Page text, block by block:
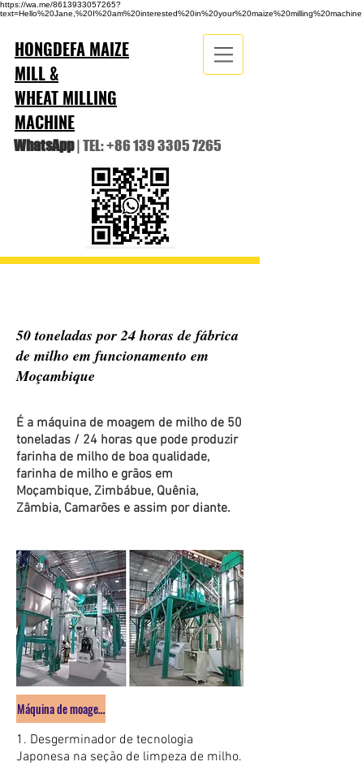
https://wa.me/8613933057265?
text=Hello%20Jane,%20I%20am%20interested%20in%20your%20maize%20milling%20machine
HONGDEFA MAIZE
MILL &
WHEAT MILLING
MACHINE
WhatsApp| TEL:+86 139 3305 7265
50 toneladas por 24 horas de fábrica
de milho em funcionamento em
Moçambique
É a máquina de moagem de milho de 50
toneladas / 24 horas que pode produzir
farinha de milho de boa qualidade,
farinha de milho e grãos em
Moçambique, Zimbábue, Quênia,
Zâmbia, Camarões e assim por diante.
Máquina de moagem de milho 50 ton / 24 horas
1. Desgerminador de tecnologia
Japonesa na seção de limpeza de milho.